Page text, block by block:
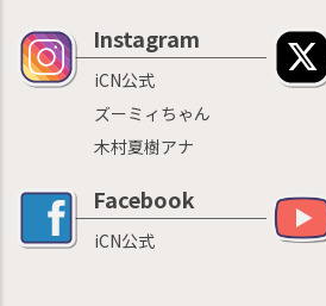
Instagram
iCN公式
ズーミィちゃん
木村夏樹アナ
Facebook
iCN公式